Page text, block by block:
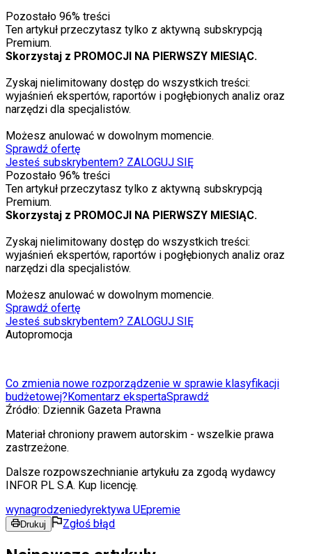
Pozostało 96% treści
Ten artykuł przeczytasz tylko z aktywną subskrypcją
Premium.
Skorzystaj z PROMOCJI NA PIERWSZY MIESIĄC.
Zyskaj nielimitowany dostęp do wszystkich treści:
wyjaśnień ekspertów, raportów i pogłębionych analiz oraz
narzędzi dla specjalistów.
Możesz anulować w dowolnym momencie.
Sprawdź ofertę
Jesteś subskrybentem? ZALOGUJ SIĘ
Pozostało 96% treści
Ten artykuł przeczytasz tylko z aktywną subskrypcją
Premium.
Skorzystaj z PROMOCJI NA PIERWSZY MIESIĄC.
Zyskaj nielimitowany dostęp do wszystkich treści:
wyjaśnień ekspertów, raportów i pogłębionych analiz oraz
narzędzi dla specjalistów.
Możesz anulować w dowolnym momencie.
Sprawdź ofertę
Jesteś subskrybentem? ZALOGUJ SIĘ
Autopromocja
Co zmienia nowe rozporządzenie w sprawie klasyfikacji
budżetowej?Komentarz ekspertaSprawdź
Źródło: Dziennik Gazeta Prawna
Materiał chroniony prawem autorskim - wszelkie prawa
zastrzeżone.
Dalsze rozpowszechnianie artykułu za zgodą wydawcy
INFOR PL S.A. Kup licencję.
wynagrodzeniedyrektywa UEpremie
Drukuj Zgłoś błąd